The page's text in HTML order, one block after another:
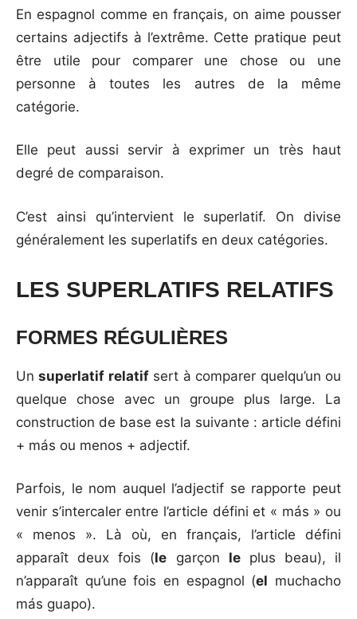
En espagnol comme en français, on aime pousser
certains adjectifs à l’extrême. Cette pratique peut
être utile pour comparer une chose ou une
personne à toutes les autres de la même
catégorie.
Elle peut aussi servir à exprimer un très haut
degré de comparaison.
C’est ainsi qu’intervient le superlatif. On divise
généralement les superlatifs en deux catégories.
LES SUPERLATIFS RELATIFS
FORMES RÉGULIÈRES
Unsuperlatif relatifsert à comparer quelqu’un ou
quelque chose avec un groupe plus large. La
construction de base est la suivante : article défini
+ más ou menos + adjectif.
Parfois, le nom auquel l’adjectif se rapporte peut
venir s’intercaler entre l’article défini et « más » ou
« menos ». Là où, en français, l’article défini
apparaît deux fois (le garçon leplus beau), il
n’apparaît qu’une fois en espagnol (el muchacho
más guapo).